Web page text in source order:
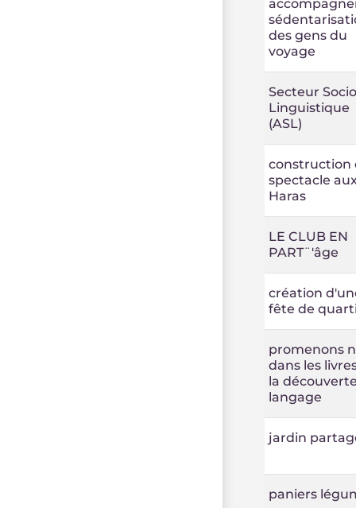
des gens du
voyage
Secteur
Linguistique
(ASL)
construction
spectacle
Haras
LE CLUB EN
PART¨'âge
création
fête de
promenons
dans les
la
langage
jardin
paniers